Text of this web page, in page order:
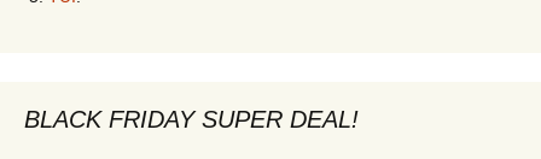
BLACK FRIDAY SUPER DEAL!